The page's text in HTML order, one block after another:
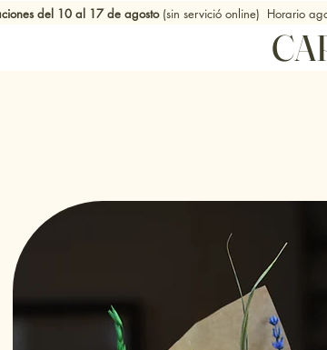
del 10 al 17 de agosto(sin servició online) Horario